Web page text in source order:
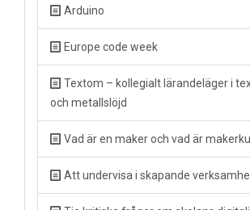
Arduino
Europe code week
Textom – kollegialt lärandeläger i
och metallslöjd
Vad är en maker och vad är
Att undervisa i skapande